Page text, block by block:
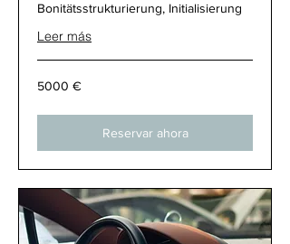
Bonitätsstrukturierung, Initialisierung
Leer más
5000
€
5000 €
Reservar ahora